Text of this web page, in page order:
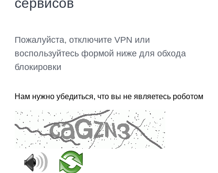
сервисов
Пожалуйста, отключите VPN или
воспользуйтесь формой ниже для обхода
блокировки
Нам нужно убедиться, что вы не являетесь роботом